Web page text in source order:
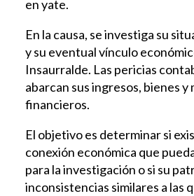
en yate.
En la causa, se investiga su
y su eventual vínculo
Insaurralde. Las pericias
abarcan sus ingresos, bienes y
financieros.
El objetivo es determinar si
conexión económica que
para la investigación o si su
inconsistencias similares a las